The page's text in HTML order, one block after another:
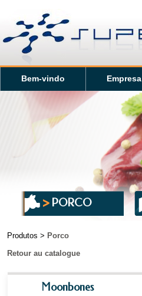
Bem-vindo Empresa
PORCO
Produtos > Porco
Retour au catalogue
Moonbones